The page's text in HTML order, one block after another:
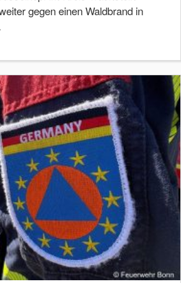
gegen einen Waldbrand in